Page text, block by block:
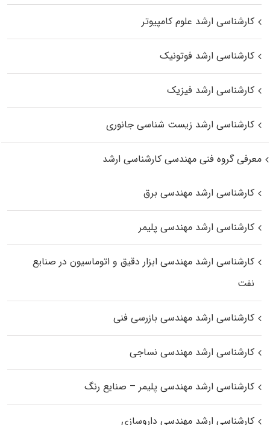
کارشناسی ارشد علوم کامپیوتر
کارشناسی ارشد فوتونیک
کارشناسی ارشد فیزیک
کارشناسی ارشد زیست‌ شناسی جانوری
معرفی گروه فنی مهندسی کارشناسی ارشد
کارشناسی ارشد مهندسی برق
کارشناسی ارشد مهندسی پلیمر
کارشناسی ارشد مهندسی ابزار دقیق و اتوماسیون در صنایع
نفت
کارشناسی ارشد مهندسی بازرسی فنی
کارشناسی ارشد مهندسی نساجی
کارشناسی ارشد مهندسی پلیمر – صنایع رنگ
کارشناسی ارشد مهندسی داروسازی